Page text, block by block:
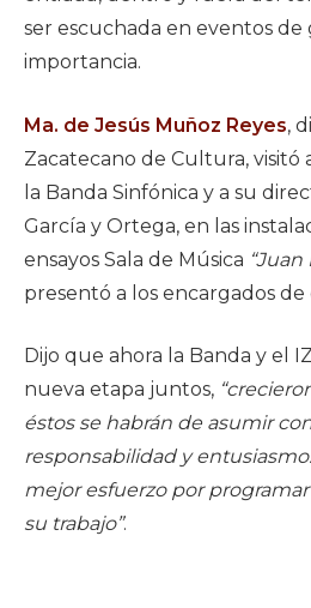
ser escuchada en eventos
importancia.
Ma. de Jesús Muñoz Reyes,
Zacatecano de Cultura, visitó
la Banda Sinfónica y a su
García y Ortega, en las
ensayos Sala de Música “Juan
presentó a los encargados de
Dijo que ahora la Banda y el
nueva etapa juntos,
éstos se habrán de asumir
responsabilidad y
mejor esfuerzo por
su trabajo”.